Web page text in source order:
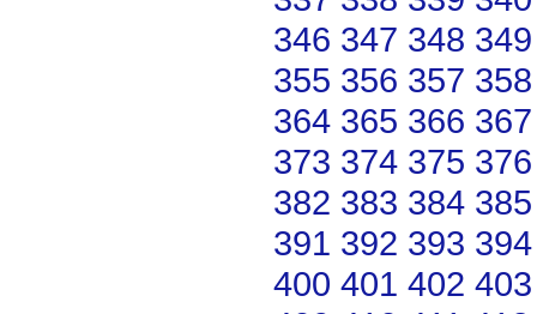
346 347 348 349
355 356 357 358
364 365 366 367
373 374 375 376
382 383 384 385
391 392 393 394
400 401 402 403